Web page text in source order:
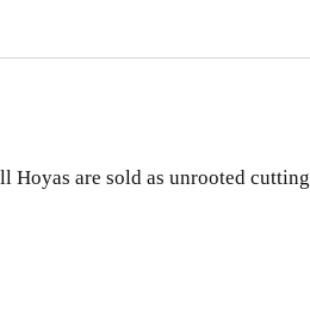
Hoyas are sold as unrooted cutting